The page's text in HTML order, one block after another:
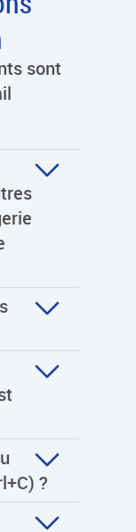
sont
?